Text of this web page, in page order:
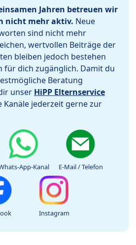
Jahren betreuen wir
nicht mehr aktiv. Neue
sind nicht mehr
wertvollen Beiträge der
bleiben jedoch bestehen
für dich zugänglich. Damit du
Beratung
unser HiPP Elternservice
Kanäle jederzeit gerne zur
App-Kanal E-Mail / Telefon
Instagram